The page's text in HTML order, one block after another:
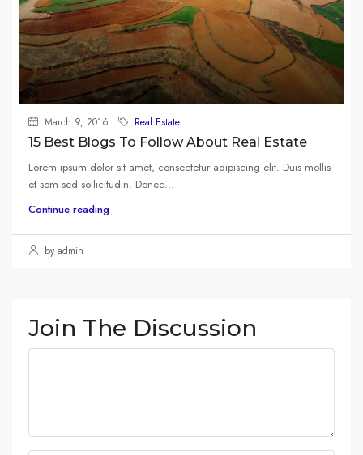
March 9, 2016 Real Estate
15 Best Blogs To Follow About Real Estate
Lorem ipsum dolor sit amet, consectetur adipiscing elit. Duis mollis
et sem sed sollicitudin. Donec...
Continue reading
by admin
Join The Discussion